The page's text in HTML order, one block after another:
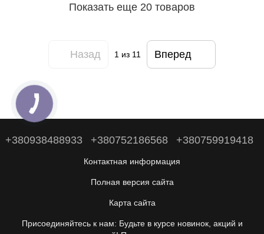
Показать еще 20 товаров
Назад 1 из 11 Вперед
+380938488933 +380752186568 +380759919418
Контактная информация
Полная версия сайта
Карта сайта
Присоединяйтесь к нам: Будьте в курсе новинок, акций и